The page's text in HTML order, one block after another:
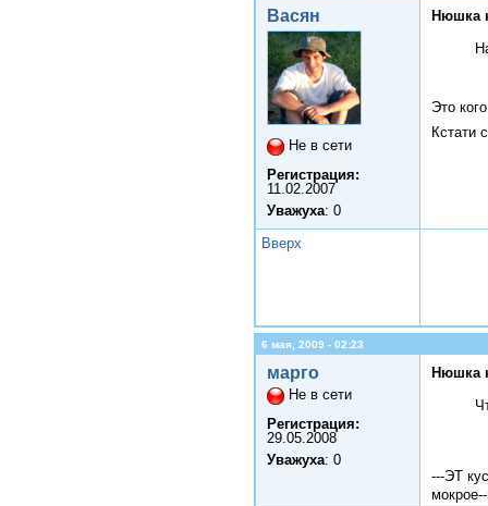
Васян
Не в сети
Регистрация:
11.02.2007
Уважуха: 0
Нюшка
Это
Кстати
Вверх
6 мая, 2009 - 02:23
марго
Не в сети
Регистрация:
29.05.2008
Уважуха: 0
Нюшка
---ЭТ